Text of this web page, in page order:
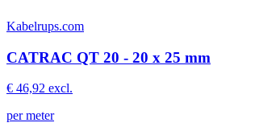
Kabelrups.com
CATRAC QT 20 - 20 x 25 mm
€ 46,92 excl.
per meter